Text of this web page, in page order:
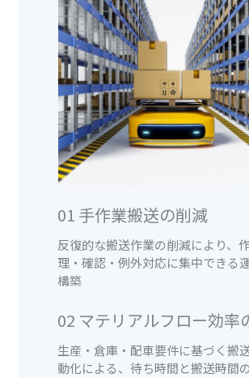
01 手作業搬送の削減
反復的な搬送作業の削減により、
理・確認・例外対応に集中できる
構築
02 マテリアルフロー効率
生産・倉庫・配車要件に基づく搬
動化による、待ち時間と搬送時間